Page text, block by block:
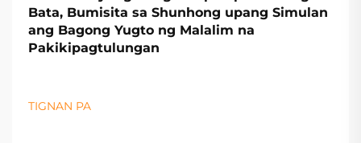
Bata, Bumisita sa Shunhong upang Simulan
ang Bagong Yugto ng Malalim na
Pakikipagtulungan
TIGNAN PA